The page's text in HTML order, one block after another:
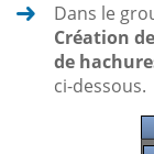
Dans le
Création
de
ci-dessous.